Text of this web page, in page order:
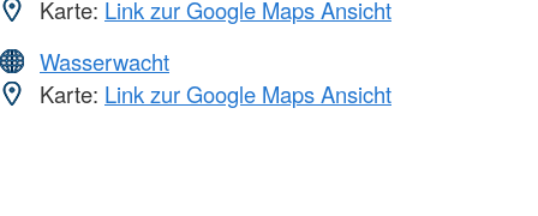
Karte: Link zur Google Maps Ansicht
Wasserwacht
Karte: Link zur Google Maps Ansicht